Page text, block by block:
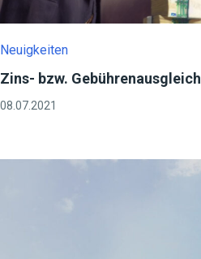
Neuigkeiten
Zins- bzw.
08.07.2021